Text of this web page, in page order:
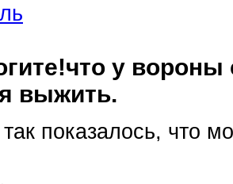
у
выжить.
показалось, что